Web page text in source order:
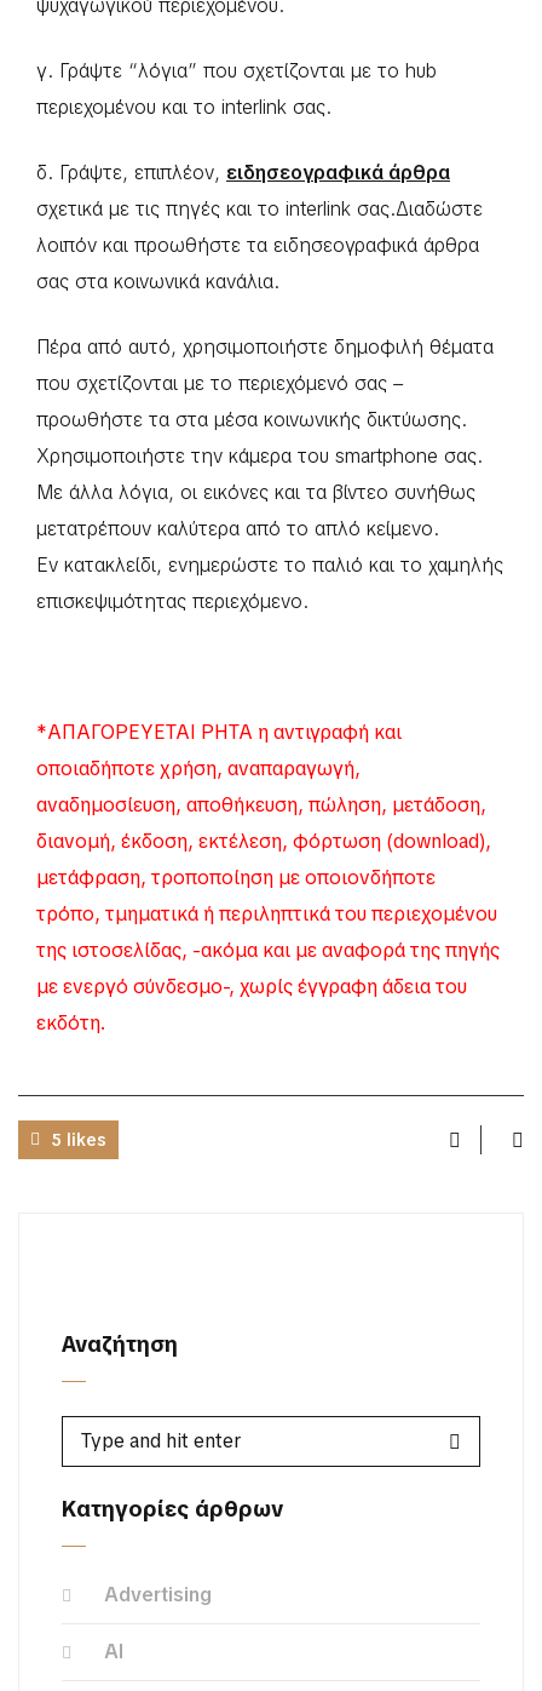
ψυχαγωγικού περιεχομένου.
γ. Γράψτε “λόγια” που σχετίζονται με το hub
περιεχομένου και το interlink σας.
δ. Γράψτε, επιπλέον, ειδησεογραφικά άρθρα
σχετικά με τις πηγές και το interlink σας.Διαδώστε
λοιπόν και προωθήστε τα ειδησεογραφικά άρθρα
σας στα κοινωνικά κανάλια.
Πέρα από αυτό, χρησιμοποιήστε δημοφιλή θέματα
που σχετίζονται με το περιεχόμενό σας –
προωθήστε τα στα μέσα κοινωνικής δικτύωσης.
Χρησιμοποιήστε την κάμερα του smartphone σας.
Με άλλα λόγια, οι εικόνες και τα βίντεο συνήθως
μετατρέπουν καλύτερα από το απλό κείμενο.
Εν κατακλείδι, ενημερώστε το παλιό και το χαμηλής
επισκεψιμότητας περιεχόμενο.
*ΑΠΑΓΟΡΕΥΕΤΑΙ ΡΗΤΑ η αντιγραφή και
οποιαδήποτε χρήση, αναπαραγωγή,
αναδημοσίευση, αποθήκευση, πώληση, μετάδοση,
διανομή, έκδοση, εκτέλεση, φόρτωση (download),
μετάφραση, τροποποίηση με οποιονδήποτε
τρόπο, τμηματικά ή περιληπτικά του περιεχομένου
της ιστοσελίδας, -ακόμα και με αναφορά της πηγής
με ενεργό σύνδεσμο-, χωρίς έγγραφη άδεια του
εκδότη.
5 likes
Αναζήτηση
Κατηγορίες άρθρων
Advertising
AI